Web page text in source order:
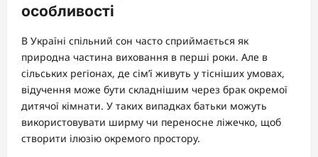
особливості
В Україні спільний сон часто сприймається як
природна частина виховання в перші роки. Але в
сільських регіонах, де сім’ї живуть у тісніших умовах,
відучення може бути складнішим через брак окремої
дитячої кімнати. У таких випадках батьки можуть
використовувати ширму чи переносне ліжечко, щоб
створити ілюзію окремого простору.